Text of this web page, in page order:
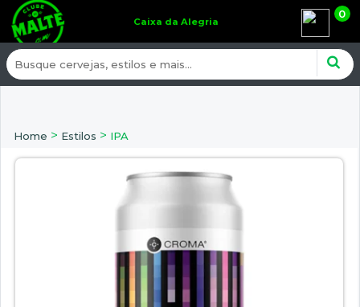
Caixa da Alegria
0
Home > Estilos > IPA